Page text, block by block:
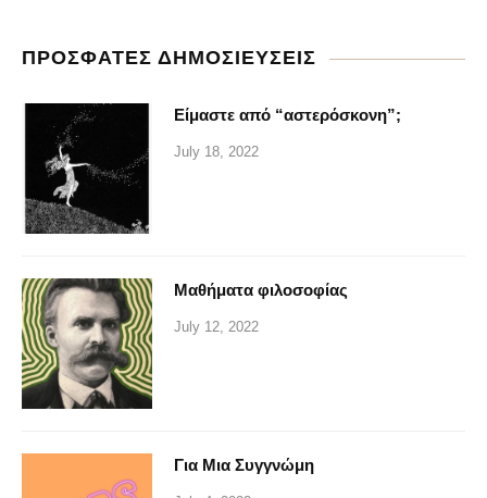
ΠΡΟΣΦΑΤΕΣ ΔΗΜΟΣΙΕΥΣΕΙΣ
Είμαστε από “αστερόσκονη”;
July 18, 2022
Μαθήματα φιλοσοφίας
July 12, 2022
Για Μια Συγγνώμη